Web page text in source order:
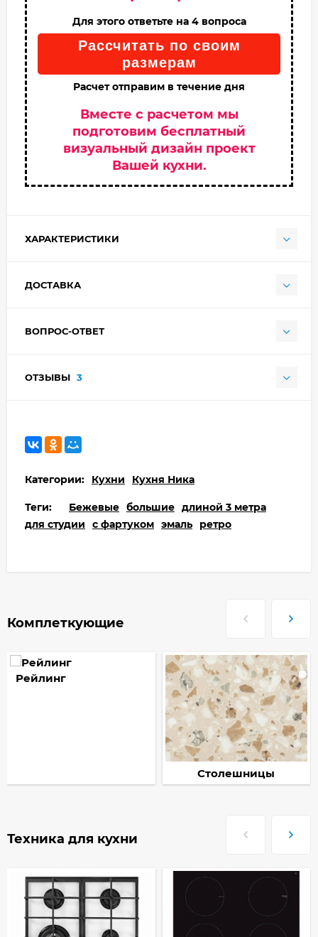
Для этого ответьте на 4 вопроса
Рассчитать по своим
размерам
Расчет отправим в течение дня
Вместе с расчетом мы
подготовим бесплатный
визуальный дизайн проект
Вашей кухни.
ХАРАКТЕРИСТИКИ
ДОСТАВКА
ВОПРОС-ОТВЕТ
ОТЗЫВЫ 3
Категории: Кухни Кухня Ника
Теги: Бежевые большие длиной 3 метра
для студии
с фартуком эмаль ретро
Комплеткующие
Рейлинг
Столешницы
Техника для кухни